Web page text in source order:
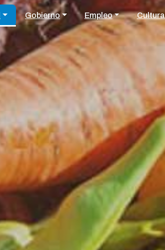
Gobierno Empleo